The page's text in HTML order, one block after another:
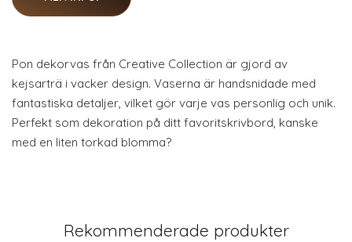
Pon dekorvas från Creative Collection är gjord av
kejsarträ i vacker design. Vaserna är handsnidade med
fantastiska detaljer, vilket gör varje vas personlig och unik.
Perfekt som dekoration på ditt favoritskrivbord, kanske
med en liten torkad blomma?
Rekommenderade produkter